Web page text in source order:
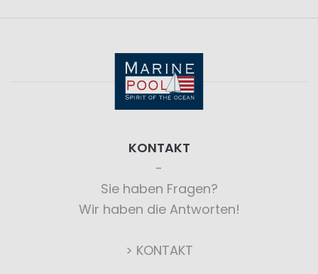
KONTAKT
Sie haben Fragen?
Wir haben die Antworten!
> KONTAKT